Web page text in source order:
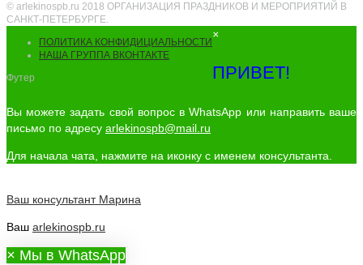
© arlekinospb.ru 2018 ОРГАНИЗАЦИЯ ПРАЗДНИКОВ И МЕРОПРИЯТИЙ В
САНКТ-ПЕТЕРБУРГЕ.
ПОЛИТИКА КОНФИДИЦИАЛЬНОСТИ
НАША ГРУППА ВКОНТАКТЕ
Футер
×
ПРИВЕТ!
Вы можете задать свой вопрос в WhatsApp или направить ваше
письмо по адресу arlekinospb@mail.ru
Для начала чата, нажмите на иконку с именем консультанта.
Ваш консультант Марина
Ваш arlekinospb.ru
× Мы в WhatsApp